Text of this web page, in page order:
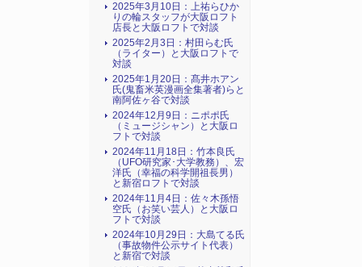
2025年3月10日：上祐らひか
りの輪スタッフが大阪ロフト
店長と大阪ロフトで対談
2025年2月3日：村田らむ氏
（ライター）と大阪ロフトで
対談
2025年1月20日：髙井ホアン
氏(鬼畜米英漫画全集著者)らと
南阿佐ヶ谷で対談
2024年12月9日：ニポポ氏
（ミュージシャン）と大阪ロ
フトで対談
2024年11月18日：竹本良氏
（UFO研究家･大学教務）、宏
洋氏（幸福の科学開祖長男）
と新宿ロフトで対談
2024年11月4日：佐々木孫悟
空氏（お笑い芸人）と大阪ロ
フトで対談
2024年10月29日：大島てる氏
（事故物件公示サイト代表）
と新宿で対談